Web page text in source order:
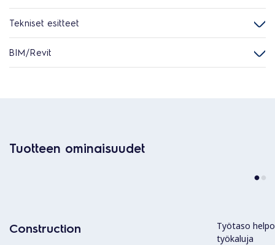
Tekniset esitteet
BIM/Revit
Tuotteen ominaisuudet
Construction
Työtaso
työkaluja